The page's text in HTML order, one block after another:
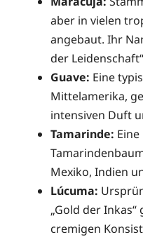
aber in vielen
angebaut. Ihr
der
Guave: Eine
Mittelamerika,
intensiven Duft
Tamarinde:
Mexiko, Indien
Lúcuma:
„Gold der
cremigen